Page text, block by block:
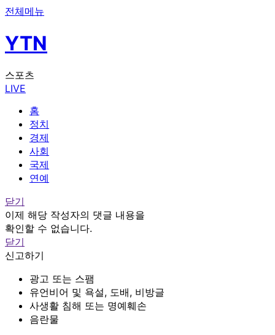
전체메뉴
YTN
스포츠
LIVE
홈
정치
경제
사회
국제
연예
닫기
이제 해당 작성자의 댓글 내용을
확인할 수 없습니다.
닫기
신고하기
광고 또는 스팸
유언비어 및 욕설, 도배, 비방글
사생활 침해 또는 명예훼손
음란물